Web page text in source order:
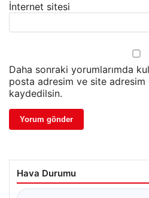
İnternet sitesi
Daha sonraki yorumlarımda
posta adresim ve site adresim
kaydedilsin.
Hava Durumu